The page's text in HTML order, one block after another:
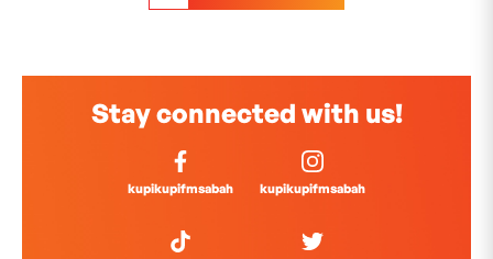
Stay connected with us!
kupikupifmsabah kupikupifmsabah